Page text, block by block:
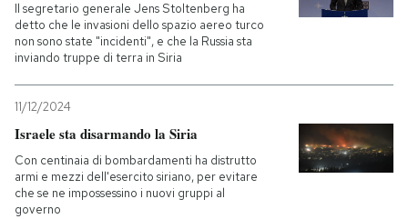
Il segretario generale Jens Stoltenberg ha
detto che le invasioni dello spazio aereo turco
non sono state "incidenti", e che la Russia sta
inviando truppe di terra in Siria
11/12/2024
Israele sta disarmando la Siria
Con centinaia di bombardamenti ha distrutto
armi e mezzi dell'esercito siriano, per evitare
che se ne impossessino i nuovi gruppi al
governo